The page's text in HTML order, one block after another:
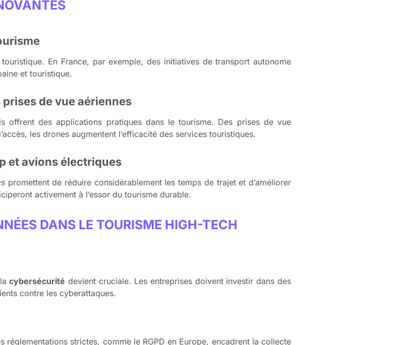
En France, par exemple, des initiatives de transport autonome
et touristique.
de vue aériennes
offrent des applications pratiques dans le tourisme. Des prises de vue
les drones augmentent l’efficacité des services touristiques.
et avions électriques
promettent de réduire considérablement les temps de trajet et d’améliorer
activement à l’essor du tourisme durable.
DANS LE TOURISME HIGH-TECH
lacybersécurité devient cruciale. Les entreprises doivent investir dans des
contre les cyberattaques.
strictes, comme le RGPD en Europe, encadrent la collecte